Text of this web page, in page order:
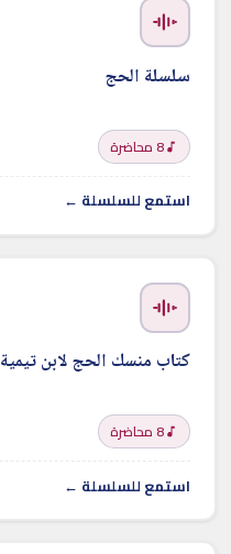
سلسلة الحج
8 محاضرة
استمع للسلسلة ←
كتاب منسك الحج لابن تيمية
8 محاضرة
استمع للسلسلة ←